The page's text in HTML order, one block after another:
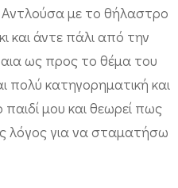
με το θήλαστρο
και άντε πάλι από την
ως προς το θέμα του
πολύ κατηγορηματική και
μου και θεωρεί πως
λόγος για να σταματήσω